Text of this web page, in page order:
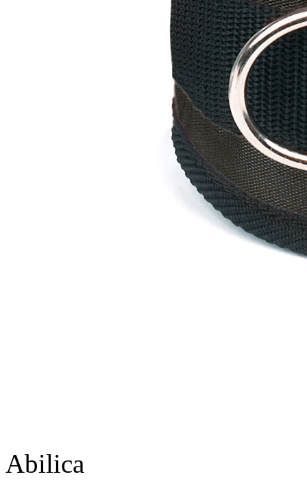
Abilica